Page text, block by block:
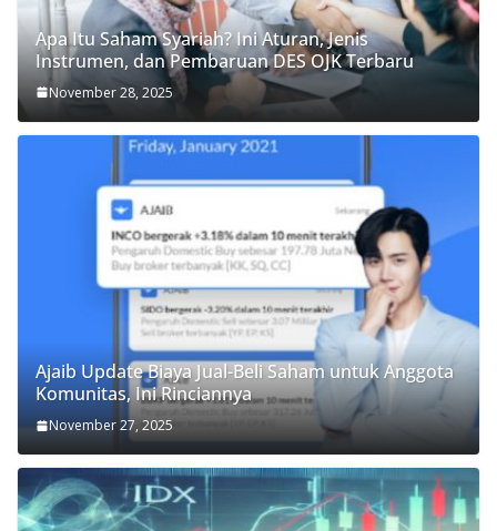
Apa Itu Saham Syariah? Ini Aturan, Jenis
Instrumen, dan Pembaruan DES OJK Terbaru
November 28, 2025
Ajaib Update Biaya Jual-Beli Saham untuk Anggota
Komunitas, Ini Rinciannya
November 27, 2025